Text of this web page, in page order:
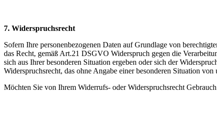
7. Widerspruchsrecht
Sofern Ihre personenbezogenen Daten auf Grundlage von
das Recht, gemäß Art.21 DSGVO Widerspruch gegen die
sich aus Ihrer besonderen Situation ergeben oder sich der
Widerspruchsrecht, das ohne Angabe einer besonderen Situation von
Möchten Sie von Ihrem Widerrufs- oder Widerspruchsrecht